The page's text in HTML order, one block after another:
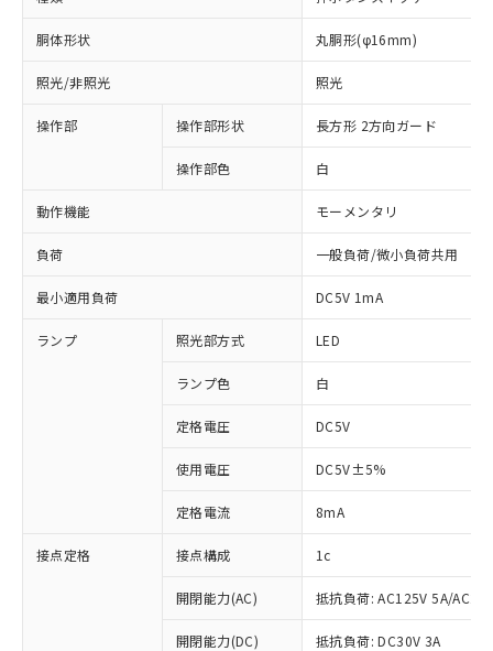
胴体形状 丸胴形(φ16mm)
照光/非照光 照光
操作部 操作部形状 長方形 2方向ガード
操作部色 白
動作機能 モーメンタリ
負荷 一般負荷/微小負荷共用
最小適用負荷 DC5V 1mA
ランプ 照光部方式 LED
ランプ色 白
定格電圧 DC5V
使用電圧 DC5V±5%
定格電流 8mA
接点定格 接点構成 1c
開閉能力(AC) 抵抗負荷: AC125V 5A/
開閉能力(DC) 抵抗負荷: DC30V 3A